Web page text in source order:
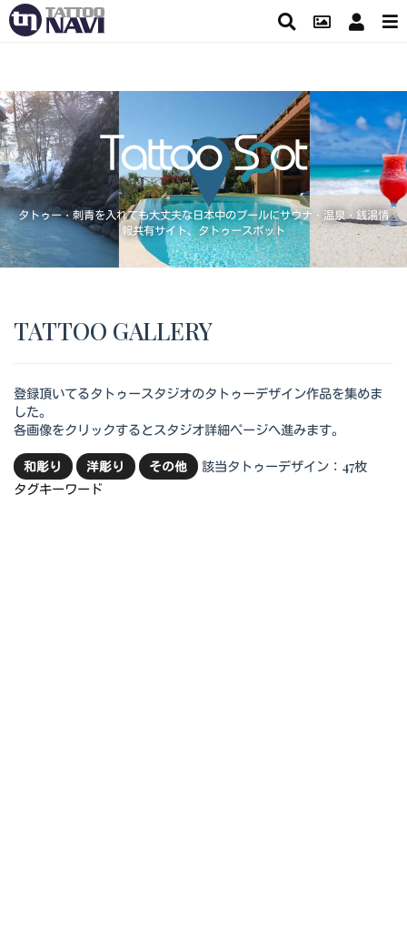
タトゥー・刺青を入れても大丈夫な日本中のプールにサウナ・温泉・銭湯情
報共有サイト、タトゥースポット
TATTOO GALLERY
登録頂いてるタトゥースタジオのタトゥーデザイン作品を集めま
した。
各画像をクリックするとスタジオ詳細ページへ進みます。
和彫り 洋彫り その他
該当タトゥーデザイン：47枚
タグキーワード